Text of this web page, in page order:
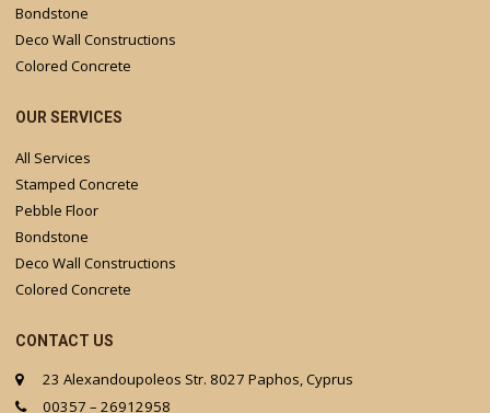
Bondstone
Deco Wall Constructions
Colored Concrete
OUR SERVICES
All Services
Stamped Concrete
Pebble Floor
Bondstone
Deco Wall Constructions
Colored Concrete
CONTACT US
23 Alexandoupoleos Str. 8027 Paphos, Cyprus
00357 – 26912958